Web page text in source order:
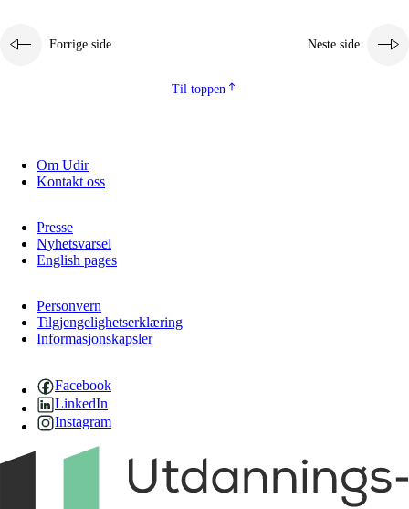
Forrige side Neste side
Til toppen
Om Udir
Kontakt oss
Presse
Nyhetsvarsel
English pages
Personvern
Tilgjengelighetserklæring
Informasjonskapsler
Facebook
LinkedIn
Instagram